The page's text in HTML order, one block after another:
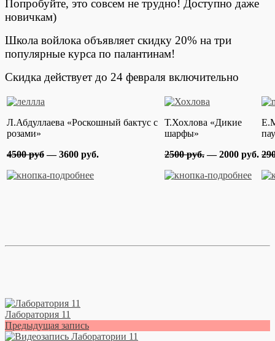
Попробуйте, это совсем не трудно! Доступно даже
новичкам)
Школа войлока объявляет скидку 20% на три
популярные курса по палантинам!
Скидка действует до 24 февраля включительно
Л.Абдуллаева «Роскошный бактус с
розами»
4500 руб— 3600 руб.
Т.Хохлова «Дикие
шарфы»
2500 руб.— 2000 руб.
Лаборатория 11
Предыдущая запись